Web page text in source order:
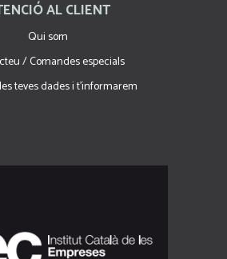
AL CLIENT
Qui som
/ Comandes especials
teves dades i t'informarem